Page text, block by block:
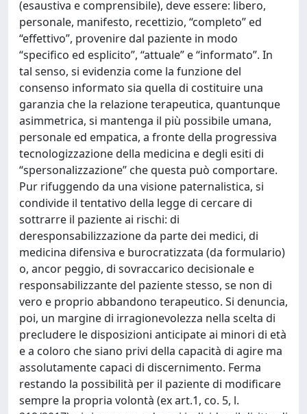
(esaustiva e comprensibile), deve essere: libero,
personale, manifesto, recettizio, “completo” ed
“effettivo”, provenire dal paziente in modo
“specifico ed esplicito”, “attuale” e “informato”. In
tal senso, si evidenzia come la funzione del
consenso informato sia quella di costituire una
garanzia che la relazione terapeutica, quantunque
asimmetrica, si mantenga il più possibile umana,
personale ed empatica, a fronte della progressiva
tecnologizzazione della medicina e degli esiti di
“spersonalizzazione” che questa può comportare.
Pur rifuggendo da una visione paternalistica, si
condivide il tentativo della legge di cercare di
sottrarre il paziente ai rischi: di
deresponsabilizzazione da parte dei medici, di
medicina difensiva e burocratizzata (da formulario)
o, ancor peggio, di sovraccarico decisionale e
responsabilizzante del paziente stesso, se non di
vero e proprio abbandono terapeutico. Si denuncia,
poi, un margine di irragionevolezza nella scelta di
precludere le disposizioni anticipate ai minori di età
e a coloro che siano privi della capacità di agire ma
assolutamente capaci di discernimento. Ferma
restando la possibilità per il paziente di modificare
sempre la propria volontà (ex art.1, co. 5, l.